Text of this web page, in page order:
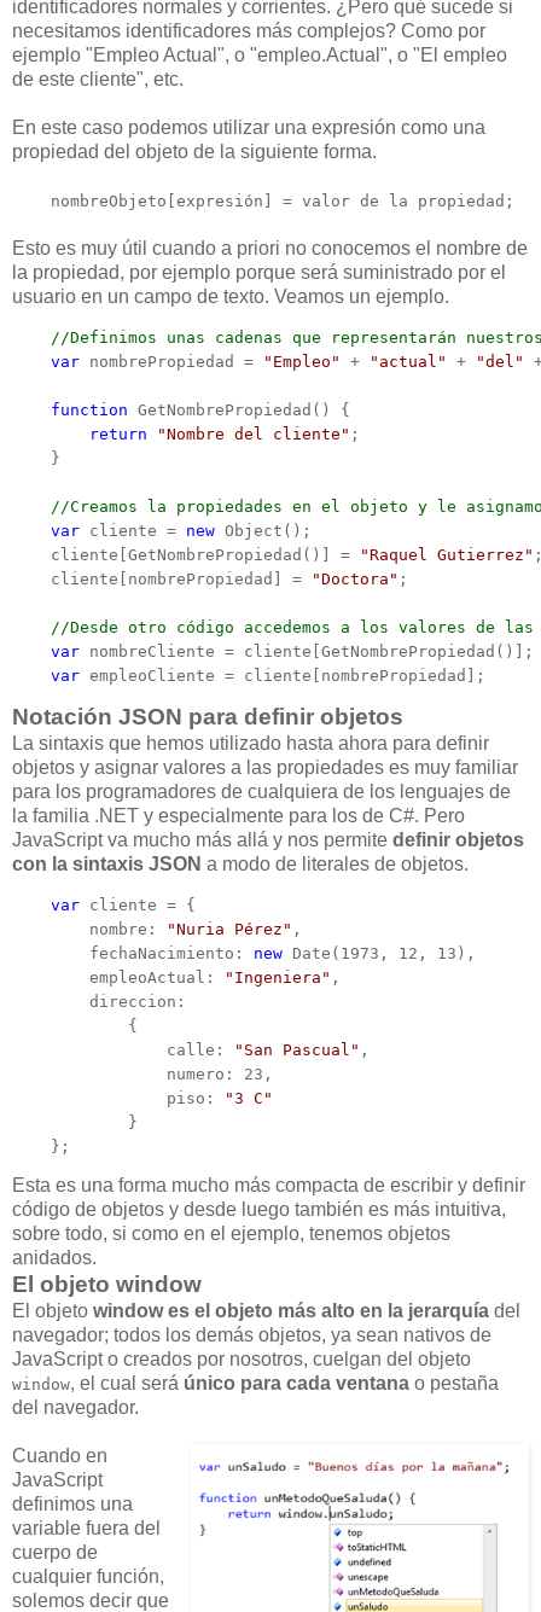
identificadores normales y corrientes. ¿Pero qué sucede si
necesitamos identificadores más complejos? Como por
ejemplo "Empleo Actual", o "empleo.Actual", o "El empleo
de este cliente", etc.
En este caso podemos utilizar una expresión como una
propiedad del objeto de la siguiente forma.
nombreObjeto[expresión] = valor de la propiedad;
Esto es muy útil cuando a priori no conocemos el nombre de
la propiedad, por ejemplo porque será suministrado por el
usuario en un campo de texto. Veamos un ejemplo.
//Definimos unas cadenas que representarán
    var
nombrePropiedad = "Empleo" + "actual" + "del"
    function
GetNombrePropiedad() {
return
"Nombre del cliente" ;
    }
//Creamos la propiedades en el objeto y le
    var
cliente = new Object();
    cliente[GetNombrePropiedad()] =
"Raquel Gutierrez"
    cliente[nombrePropiedad] =
"Doctora" ;
//Desde otro código accedemos a los valores de las
    var
    var
empleoCliente = cliente[nombrePropiedad];
Notación JSON para definir objetos
La sintaxis que hemos utilizado hasta ahora para definir
objetos y asignar valores a las propiedades es muy familiar
para los programadores de cualquiera de los lenguajes de
la familia .NET y especialmente para los de C#. Pero
JavaScript va mucho más allá y nos permite definir objetos
con la sintaxis JSON a modo de literales de objetos.
    var
cliente = {
nombre:
"Nuria Pérez" ,
fechaNacimiento: new Date(1973, 12, 13),
empleoActual:
"Ingeniera" ,
direccion:
{
calle:
"San Pascual" ,
numero: 23,
piso:
"3 C"
}
};
Esta es una forma mucho más compacta de escribir y definir
código de objetos y desde luego también es más intuitiva,
sobre todo, si como en el ejemplo, tenemos objetos
anidados.
El objeto window
El objeto window es el objeto más alto en la jerarquía del
navegador; todos los demás objetos, ya sean nativos de
JavaScript o creados por nosotros, cuelgan del objeto
window, el cual será único para cada ventana o pestaña
del navegador.
Cuando en
JavaScript
definimos una
variable fuera del
cuerpo de
cualquier función,
solemos decir que